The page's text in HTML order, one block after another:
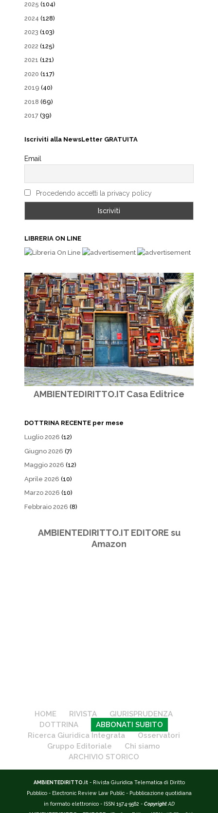
2025 (104)
2024 (128)
2023 (103)
2022 (125)
2021 (121)
2020 (117)
2019 (40)
2018 (69)
2017 (39)
Iscriviti alla NewsLetter GRATUITA
Email
Procedendo accetti la privacy policy
LIBRERIA ON LINE
AMBIENTEDIRITTO.IT Casa Editrice
DOTTRINA RECENTE per mese
Luglio 2026 (12)
Giugno 2026 (7)
Maggio 2026 (12)
Aprile 2026 (10)
Marzo 2026 (10)
Febbraio 2026 (8)
AMBIENTEDIRITTO.IT EDITORE su
Amazon
HOME RIVISTA
GIURISPRUDENZA
DOTTRINA
ABBONATI SUBITO
Ricerca Giuridica Integrata
Osservatori
Gruppo Editoriale
Chi siamo
ARCHIVIO STORICO
AMBIENTEDIRITTO.it - Rivista Giuridica Telematica di Diritto
Pubblico - Electronic Review Law Public - Pubblicazione quotidiana
in formato elettronico - ISSN 1974-9562 - Copyright AD